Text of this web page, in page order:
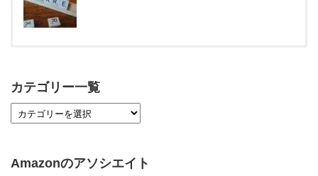
【7/21まで】エアウォレット(COIN+)で最大98,300
カテゴリー一覧
Amazonのアソシエイト